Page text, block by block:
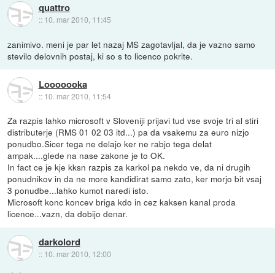
quattro
:: 10. mar 2010, 11:45
zanimivo. meni je par let nazaj MS zagotavljal, da je vazno samo
stevilo delovnih postaj, ki so s to licenco pokrite.
Looooooka
:: 10. mar 2010, 11:54
Za razpis lahko microsoft v Sloveniji prijavi tud vse svoje tri al stiri
distributerje (RMS 01 02 03 itd...) pa da vsakemu za euro nizjo
ponudbo.Sicer tega ne delajo ker ne rabjo tega delat
ampak....glede na nase zakone je to OK.
In fact ce je kje kksn razpis za karkol pa nekdo ve, da ni drugih
ponudnikov in da ne more kandidirat samo zato, ker morjo bit vsaj
3 ponudbe...lahko kumot naredi isto.
Microsoft konc koncev briga kdo in cez kaksen kanal proda
licence...vazn, da dobijo denar.
darkolord
:: 10. mar 2010, 12:00